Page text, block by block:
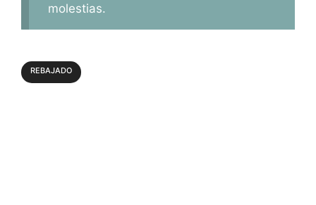
molestias.
REBAJADO